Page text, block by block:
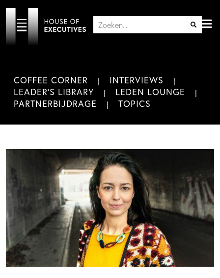
COFFEE CORNER
INTERVIEWS
LEADER'S LIBRARY
LEDEN LOUNGE
PARTNERBIJDRAGE
TOPICS